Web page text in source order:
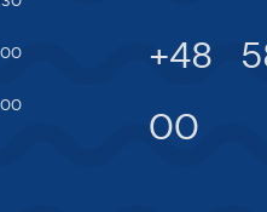
+48
00